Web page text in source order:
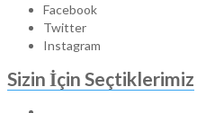
Facebook
Twitter
Instagram
Sizin İçin Seçtiklerimiz